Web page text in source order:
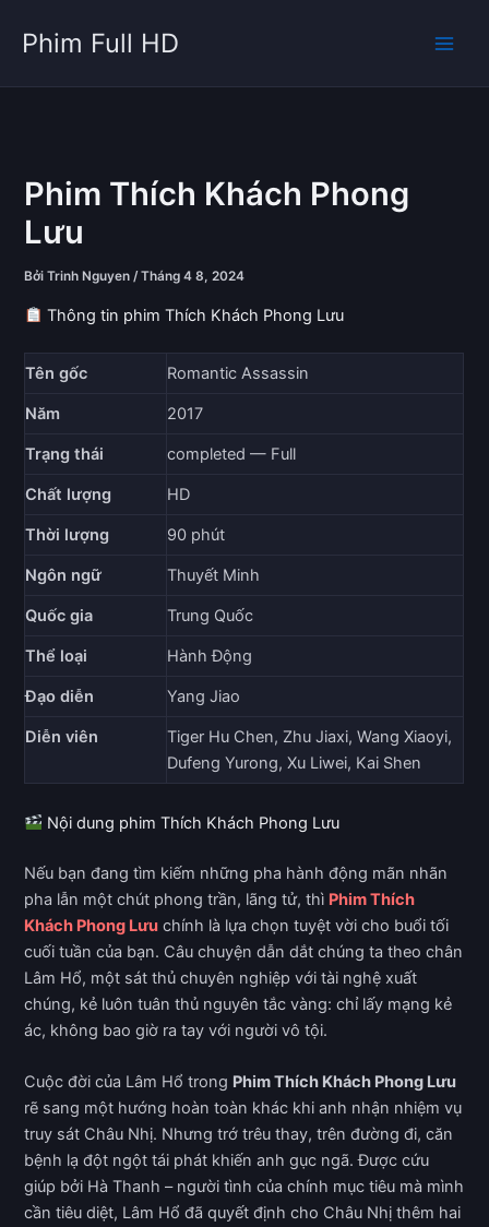
dung
Phim Full HD
Phim Thích Khách Phong
Lưu
BởiTrinh Nguyen/Tháng 4 8, 2024
Thông tin phim Thích Khách Phong Lưu
Tên gốc Romantic Assassin
Năm 2017
Trạng thái completed — Full
Chất lượng HD
Thời lượng 90 phút
Ngôn ngữ Thuyết Minh
Quốc gia Trung Quốc
Thể loại Hành Động
Đạo diễn Yang Jiao
Diễn viên
Tiger Hu Chen, Zhu Jiaxi, Wang Xiaoyi,
Dufeng Yurong, Xu Liwei, Kai Shen
Nội dung phim Thích Khách Phong Lưu
Nếu bạn đang tìm kiếm những pha hành động mãn nhãn
pha lẫn một chút phong trần, lãng tử, thì Phim Thích
Khách Phong Lưu chính là lựa chọn tuyệt vời cho buổi tối
cuối tuần của bạn. Câu chuyện dẫn dắt chúng ta theo chân
Lâm Hổ, một sát thủ chuyên nghiệp với tài nghệ xuất
chúng, kẻ luôn tuân thủ nguyên tắc vàng: chỉ lấy mạng kẻ
ác, không bao giờ ra tay với người vô tội.
Cuộc đời của Lâm Hổ trong Phim Thích Khách Phong Lưu
rẽ sang một hướng hoàn toàn khác khi anh nhận nhiệm vụ
truy sát Châu Nhị. Nhưng trớ trêu thay, trên đường đi, căn
bệnh lạ đột ngột tái phát khiến anh gục ngã. Được cứu
giúp bởi Hà Thanh – người tình của chính mục tiêu mà mình
cần tiêu diệt, Lâm Hổ đã quyết định cho Châu Nhị thêm hai